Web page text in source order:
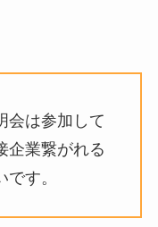
会は参加して
企業繋がれる
す。